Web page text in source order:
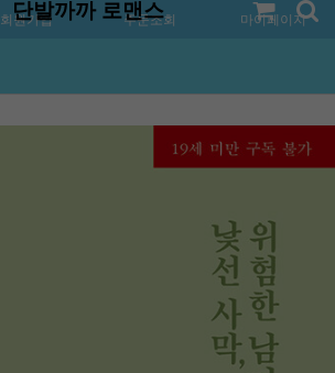
회원가입 주문조회 마이페이지
단발까까 로맨스